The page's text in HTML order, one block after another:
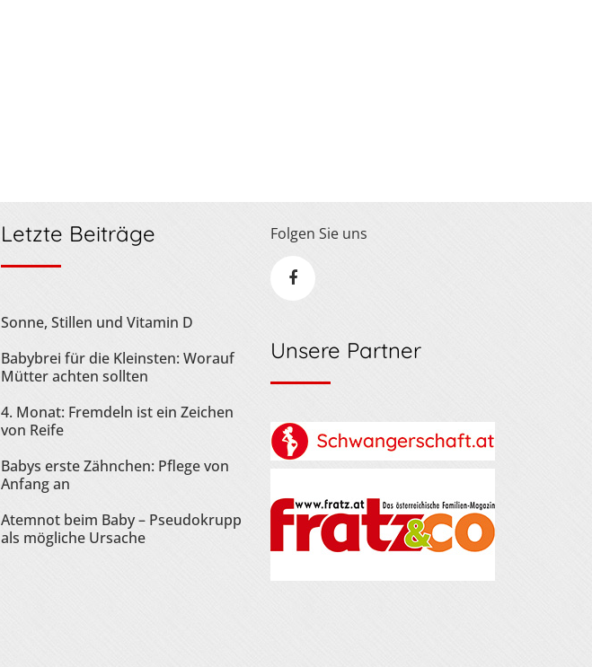
Letzte Beiträge
Sonne, Stillen und Vitamin D
Babybrei für die Kleinsten: Worauf
Mütter achten sollten
4. Monat: Fremdeln ist ein Zeichen
von Reife
Babys erste Zähnchen: Pflege von
Anfang an
Atemnot beim Baby – Pseudokrupp
als mögliche Ursache
Folgen Sie uns
Unsere Partner